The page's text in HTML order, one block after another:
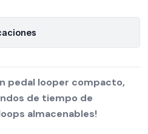
pedal looper compacto,
de tiempo de
almacenables!